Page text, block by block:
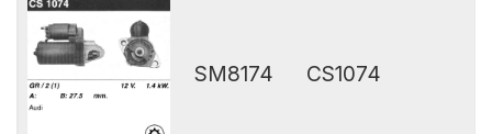
SM8174 CS1074